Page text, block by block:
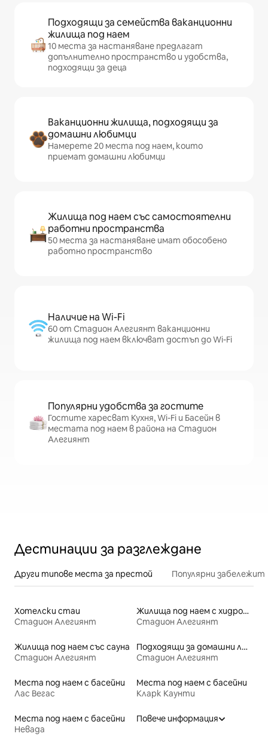
Подходящи за семейства ваканционни
жилища под наем
10 места за настаняване предлагат
допълнително пространство и удобства,
подходящи за деца
Ваканционни жилища, подходящи за
домашни любимци
Намерете 20 места под наем, които
приемат домашни любимци
Жилища под наем със самостоятелни
работни пространства
50 места за настаняване имат обособено
работно пространство
Наличие на Wi-Fi
60 от Стадион Алегиянт ваканционни
жилища под наем включват достъп до Wi-Fi
Популярни удобства за гостите
Гостите харесват Кухня, Wi-Fi и Басейн в
местата под наем в района на Стадион
Алегиянт
Дестинации за разглеждане
Други типове места за престой Популярни
Хотелски стаи
Стадион Алегиянт
Жилища под наем с хидромасажна вана
Стадион Алегиянт
Жилища под наем със сауна
Стадион Алегиянт
Подходящи за домашни любимци места под наем
Стадион Алегиянт
Места под наем с басейни
Лас Вегас
Места под наем с басейни
Кларк Каунти
Места под наем с басейни
Невада
Повече информация